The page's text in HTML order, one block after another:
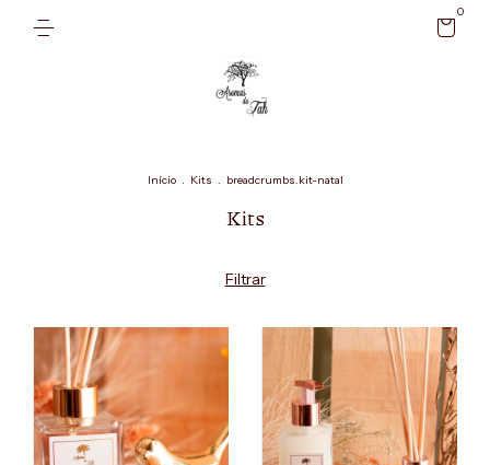
0
Início . Kits . breadcrumbs.kit-natal
Kits
Filtrar